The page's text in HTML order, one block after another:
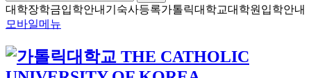
대학장학금입학안내 기숙사등록가톨릭대학교대학원입학안내
모바일메뉴